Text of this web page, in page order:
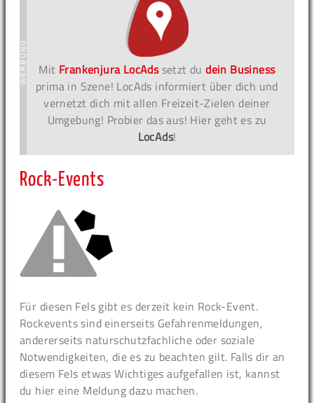
Mit Frankenjura LocAdssetzt dudein Business
prima in Szene! LocAds informiert über dich und
vernetzt dich mit allen Freizeit-Zielen deiner
Umgebung! Probier das aus! Hier geht es zu
LocAds!
Rock-Events
Für diesen Fels gibt es derzeit kein Rock-Event.
Rockevents sind einerseits Gefahrenmeldungen,
andererseits naturschutzfachliche oder soziale
Notwendigkeiten, die es zu beachten gilt. Falls dir an
diesem Fels etwas Wichtiges aufgefallen ist, kannst
du hier eine Meldung dazu machen.